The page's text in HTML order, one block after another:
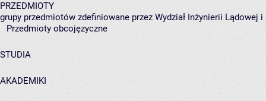
PRZEDMIOTY
grupy przedmiotów zdefiniowane przez Wydział Inżynierii Lądowej
Przedmioty obcojęzyczne
STUDIA
AKADEMIKI